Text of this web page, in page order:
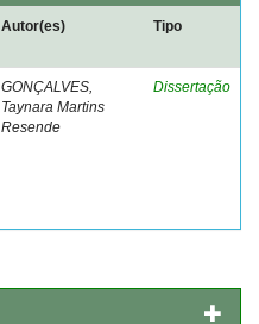
Autor(es) Tipo
GONÇALVES,
Taynara Martins
Resende
Dissertação